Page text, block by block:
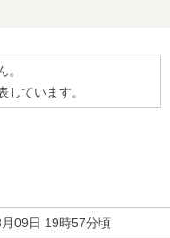
しています。
09日 19時57分頃